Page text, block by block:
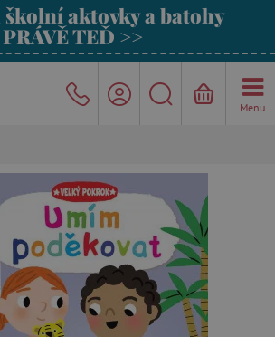
školní aktovky a batohy
PRÁVĚ TEĎ >>
Menu